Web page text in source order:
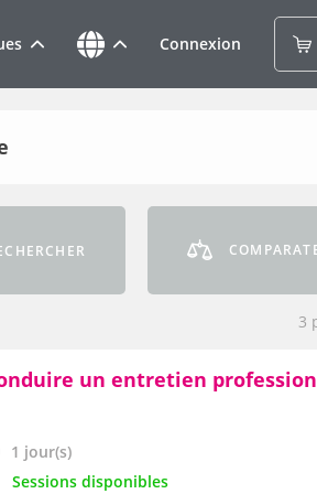
Connexion
3
un entretien
1 jour(s)
Sessions disponibles